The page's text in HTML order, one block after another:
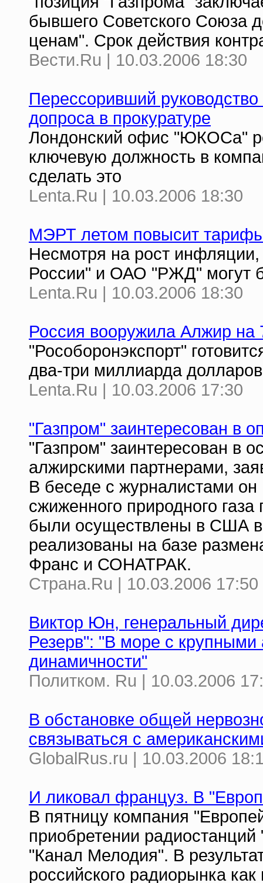
бывшего Советского Союза
ценам". Срок действия
Вести.Ru | 10.03.2006 18:30
Перессоривший
допроса в прокуратуре
Лондонский офис "ЮКОСа"
ключевую должность в
сделать это
Lenta.Ru | 10.03.2006 18:30
МЭРТ летом повысит
Несмотря на рост
России" и ОАО "РЖД" могут
Lenta.Ru | 10.03.2006 18:30
Россия вооружила Алжир
"Рособоронэкспорт"
два-три миллиарда долларов
Lenta.Ru | 10.03.2006 17:30
"Газпром" заинтересован в
"Газпром" заинтересован в
алжирскими партнерами,
В беседе с журналистами
сжиженного природного
были осуществлены в США в
реализованы на базе
Франс и СОНАТРАК.
Страна.Ru | 10.03.2006 17:50
Виктор Юн, генеральный
Резерв": "В море с крупными
динамичности"
Политком. Ru | 10.03.2006
В обстановке общей
связываться с
GlobalRus.ru | 10.03.2006
И ликовал француз. В
В пятницу компания
приобретении
"Канал Мелодия". В
российского радиорынка